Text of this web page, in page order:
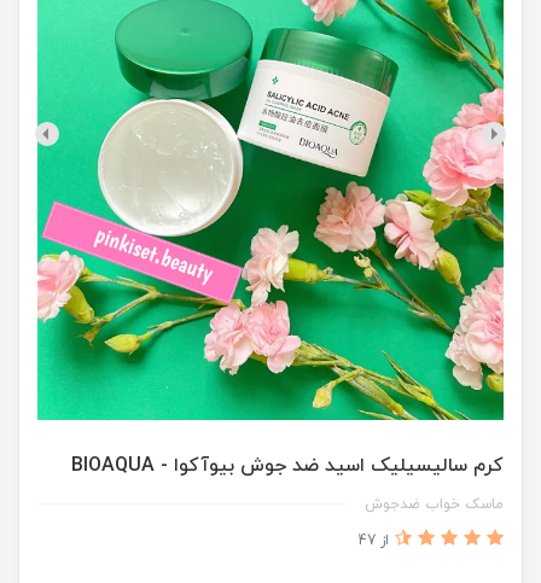
کرم سالیسیلیک اسید ضد جوش بیوآکوا - BIOAQUA
ماسک خواب ضدجوش
از 47